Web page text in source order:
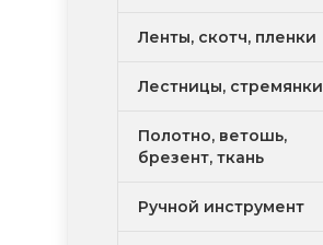
Ленты, скотч, пленки
Лестницы, стремянки
Полотно, ветошь,
брезент, ткань
Ручной инструмент